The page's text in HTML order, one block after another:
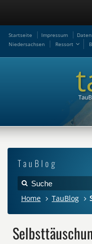
Startseite Impressum
Niedersachsen
Ressort
TauBlog
Home TauBlog